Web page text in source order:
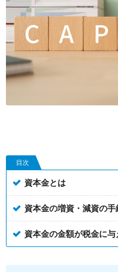
目次
資本金とは
資本金の増資・減資の
資本金の金額が税金に与